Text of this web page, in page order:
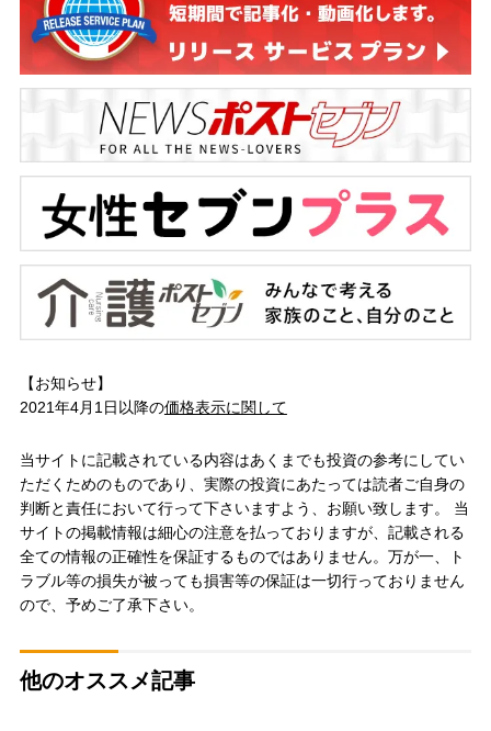
【お知らせ】
2021年4月1日以降の価格表示に関して
当サイトに記載されている内容はあくまでも投資の参考にしてい
ただくためのものであり、実際の投資にあたっては読者ご自身の
判断と責任において行って下さいますよう、お願い致します。 当
サイトの掲載情報は細心の注意を払っておりますが、記載される
全ての情報の正確性を保証するものではありません。万が一、ト
ラブル等の損失が被っても損害等の保証は一切行っておりません
ので、予めご了承下さい。
他のオススメ記事